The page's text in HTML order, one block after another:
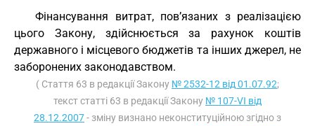
Фінансування витрат, пов’язаних з реалізацією
цього Закону, здійснюється за рахунок коштів
державного і місцевого бюджетів та інших джерел, не
заборонених законодавством.
( Стаття 63 в редакції Закону № 2532-12 від 01.07.92;
текст статті 63 в редакції Закону № 107-VI від
28.12.2007- зміну визнано неконституційною згідно з